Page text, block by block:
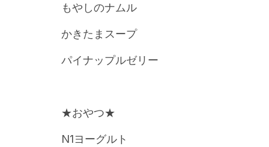
もやしのナムル
かきたまスープ
パイナップルゼリー
★おやつ★
N1ヨーグルト